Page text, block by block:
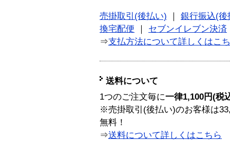
売掛取引(後払い)
銀行振込(後
換宅配便
セブンイレブン決済
⇒支払方法について詳しくはこ
送料について
1つのご注文毎に一律1,100円(税
※売掛取引(後払い)のお客様は
無料！
⇒送料について詳しくはこちら